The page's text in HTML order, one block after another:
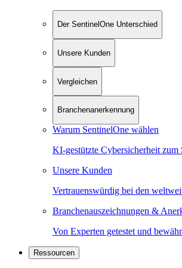
Der SentinelOne Unterschied
Unsere Kunden
Vergleichen
Branchenanerkennung
Warum SentinelOne wählen
KI-gestützte Cybersicherheit zum
Unsere Kunden
Vertrauenswürdig bei den
Branchenauszeichnungen &
Von Experten getestet und
Ressourcen